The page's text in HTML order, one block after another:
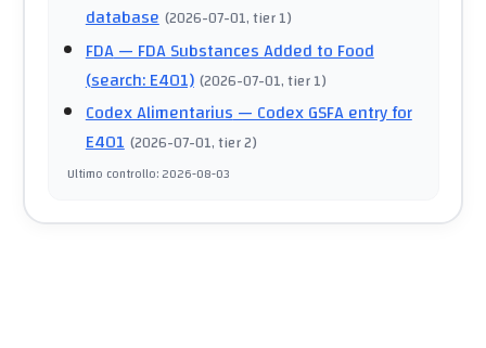
database (2026-07-01, tier 1)
FDA— FDA Substances Added to Food
(search: E401) (2026-07-01, tier 1)
Codex Alimentarius— Codex GSFA entry for
E401 (2026-07-01, tier 2)
Ultimo controllo:2026-08-03